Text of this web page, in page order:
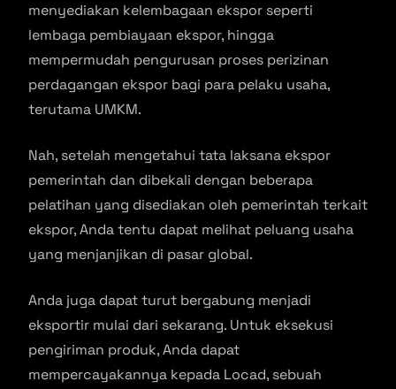
menyediakan kelembagaan ekspor seperti
lembaga pembiayaan ekspor, hingga
mempermudah pengurusan proses perizinan
perdagangan ekspor bagi para pelaku usaha,
terutama UMKM.
Nah, setelah mengetahui tata laksana ekspor
pemerintah dan dibekali dengan beberapa
pelatihan yang disediakan oleh pemerintah terkait
ekspor, Anda tentu dapat melihat peluang usaha
yang menjanjikan di pasar global.
Anda juga dapat turut bergabung menjadi
eksportir mulai dari sekarang. Untuk eksekusi
pengiriman produk, Anda dapat
mempercayakannya kepada Locad, sebuah